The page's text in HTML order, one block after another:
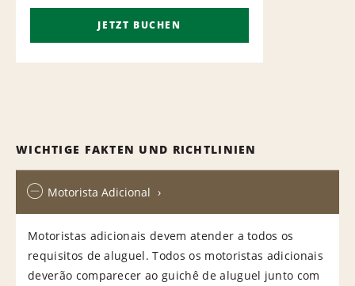
JETZT BUCHEN
WICHTIGE FAKTEN UND RICHTLINIEN
Motorista Adicional
Motoristas adicionais devem atender a todos os
requisitos de aluguel. Todos os motoristas adicionais
deverão comparecer ao guichê de aluguel junto com